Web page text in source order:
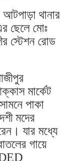
থানার
ছেলে মোঃ
স্টেশন রোড
মার্কেট
পাকা
মদের
যার মধ্যে
গায়ে